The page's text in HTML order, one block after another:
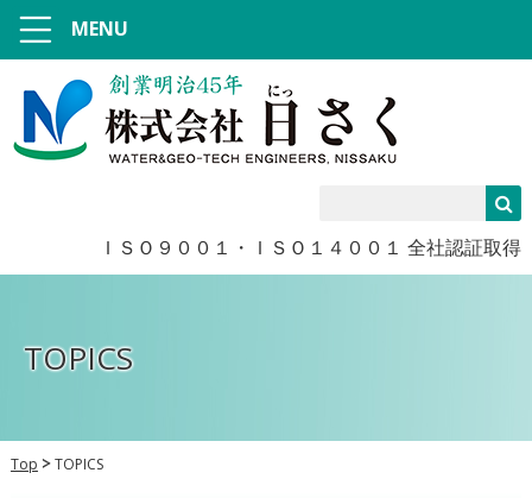
ＩＳＯ９００１・ＩＳＯ１４００１ 全社認証取得
MENU
TOPICS
Top TOPICS